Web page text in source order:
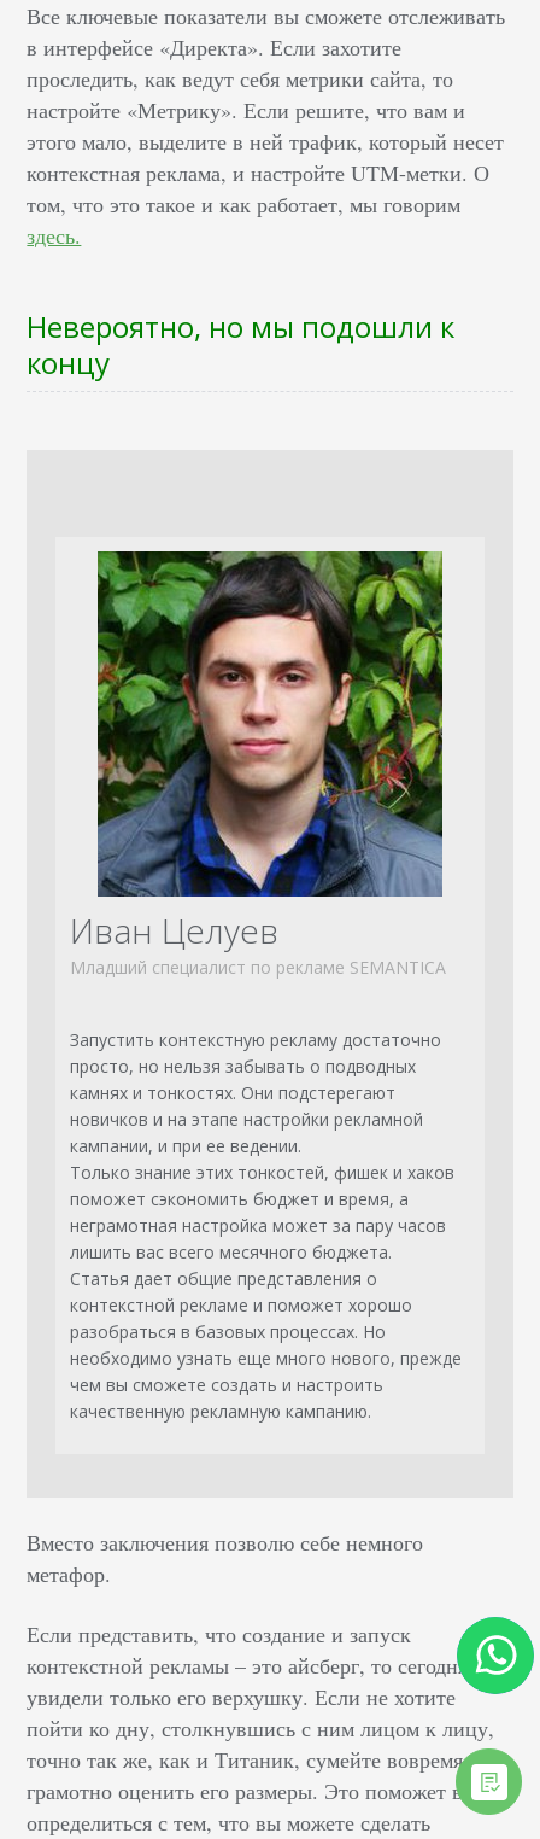
Все ключевые показатели вы сможете отслеживать
в интерфейсе «Директа». Если захотите
проследить, как ведут себя метрики сайта, то
настройте «Метрику». Если решите, что вам и
этого мало, выделите в ней трафик, который несет
контекстная реклама, и настройте UTM-метки. О
том, что это такое и как работает, мы говорим
здесь.
Невероятно, но мы подошли к
концу
Иван Целуев
Младший специалист по рекламе SEMANTICA
Запустить контекстную рекламу достаточно
просто, но нельзя забывать о подводных
камнях и тонкостях. Они подстерегают
новичков и на этапе настройки рекламной
кампании, и при ее ведении.
Только знание этих тонкостей, фишек и хаков
поможет сэкономить бюджет и время, а
неграмотная настройка может за пару часов
лишить вас всего месячного бюджета.
Статья дает общие представления о
контекстной рекламе и поможет хорошо
разобраться в базовых процессах. Но
необходимо узнать еще много нового, прежде
чем вы сможете создать и настроить
качественную рекламную кампанию.
Вместо заключения позволю себе немного
метафор.
Если представить, что создание и запуск
контекстной рекламы – это айсберг, то сегодня мы
увидели только его верхушку. Если не хотите
пойти ко дну, столкнувшись с ним лицом к лицу,
точно так же, как и Титаник, сумейте вовремя и
грамотно оценить его размеры. Это поможет вам
определиться с тем, что вы можете сделать